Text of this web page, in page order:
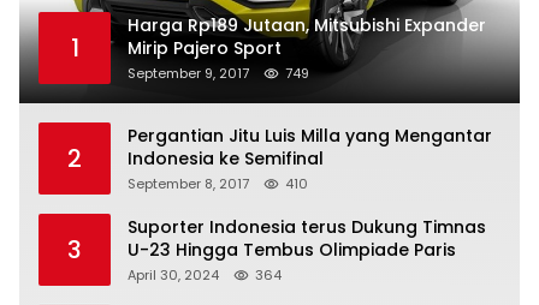
1
Harga Rp189 Jutaan, Mitsubishi Expander
Mirip Pajero Sport
September 9, 2017 749
2
Pergantian Jitu Luis Milla yang Mengantar
Indonesia ke Semifinal
September 8, 2017 410
3
Suporter Indonesia terus Dukung Timnas
U-23 Hingga Tembus Olimpiade Paris
April 30, 2024 364